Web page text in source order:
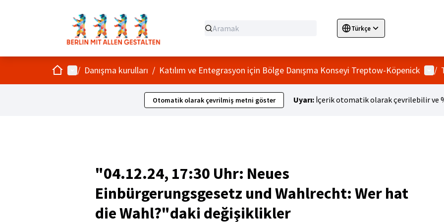
Türkçe
Sprache wählen
Ev Ana menü
/ Danışma kurulları / Katılım ve Entegrasyon için Bölge Danışma Konseyi Treptow-Köpenick /
Otomatik olarak çevrilmiş metni göster Uyarı:İçerik otomatik olarak çevrilebilir ve
"04.12.24, 17:30 Uhr: Neues
Einbürgerungsgesetz und Wahlrecht: Wer hat
die Wahl?"daki değişiklikler